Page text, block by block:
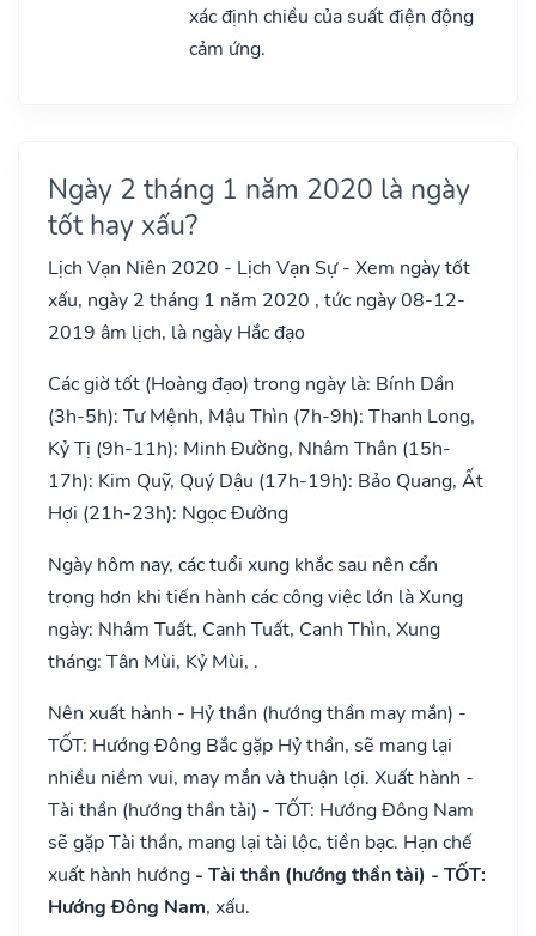
xác định chiều của suất điện động
cảm ứng.
Ngày 2 tháng 1 năm 2020 là ngày
tốt hay xấu?
Lịch Vạn Niên 2020 - Lịch Vạn Sự - Xem ngày tốt
xấu, ngày 2 tháng 1 năm 2020 , tức ngày 08-12-
2019 âm lịch, là ngày Hắc đạo
Các giờ tốt (Hoàng đạo) trong ngày là: Bính Dần
(3h-5h): Tư Mệnh, Mậu Thìn (7h-9h): Thanh Long,
Kỷ Tị (9h-11h): Minh Đường, Nhâm Thân (15h-
17h): Kim Quỹ, Quý Dậu (17h-19h): Bảo Quang, Ất
Hợi (21h-23h): Ngọc Đường
Ngày hôm nay, các tuổi xung khắc sau nên cẩn
trọng hơn khi tiến hành các công việc lớn là Xung
ngày: Nhâm Tuất, Canh Tuất, Canh Thìn, Xung
tháng: Tân Mùi, Kỷ Mùi, .
Nên xuất hành - Hỷ thần (hướng thần may mắn) -
TỐT: Hướng Đông Bắc gặp Hỷ thần, sẽ mang lại
nhiều niềm vui, may mắn và thuận lợi. Xuất hành -
Tài thần (hướng thần tài) - TỐT: Hướng Đông Nam
sẽ gặp Tài thần, mang lại tài lộc, tiền bạc. Hạn chế
xuất hành hướng - Tài thần (hướng thần tài) - TỐT:
Hướng Đông Nam, xấu.